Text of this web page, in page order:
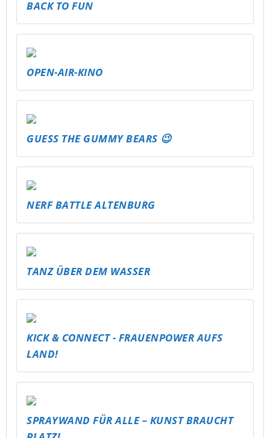
BACK TO FUN
OPEN-AIR-KINO
GUESS THE GUMMY BEARS 😉
NERF BATTLE ALTENBURG
TANZ ÜBER DEM WASSER
KICK & CONNECT - FRAUENPOWER AUFS
LAND!
SPRAYWAND FÜR ALLE – KUNST BRAUCHT